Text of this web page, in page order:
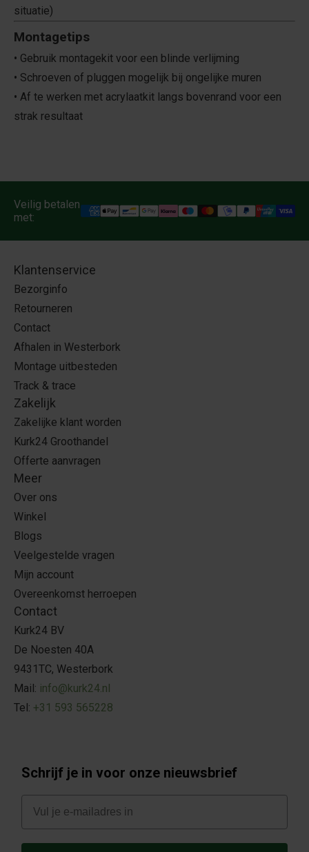
situatie)
Montagetips
• Gebruik montagekit voor een blinde verlijming
• Schroeven of pluggen mogelijk bij ongelijke muren
• Af te werken met acrylaatkit langs bovenrand voor een
strak resultaat
Veilig betalen
met:
Klantenservice
Bezorginfo
Retourneren
Contact
Afhalen in Westerbork
Montage uitbesteden
Track & trace
Zakelijk
Zakelijke klant worden
Kurk24 Groothandel
Offerte aanvragen
Meer
Over ons
Winkel
Blogs
Veelgestelde vragen
Mijn account
Overeenkomst herroepen
Contact
Kurk24 BV
De Noesten 40A
9431TC, Westerbork
Mail: info@kurk24.nl
Tel: +31 593 565228
Schrijf je in voor onze nieuwsbrief
E-mail